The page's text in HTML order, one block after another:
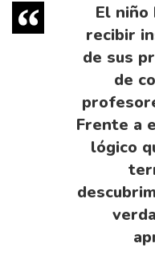
El niño
recibir
de sus
de
Frente a
lógico